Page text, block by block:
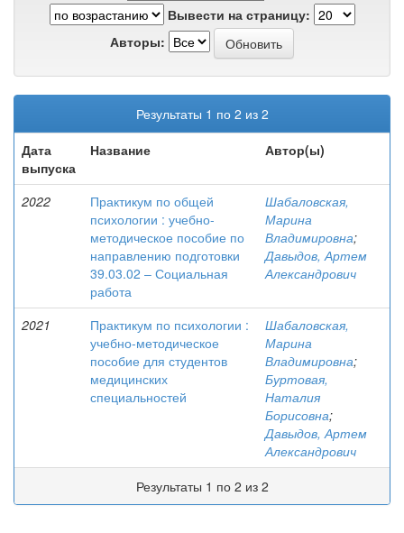
Вывести на страницу:
Авторы:
Результаты 1 по 2 из 2
Дата
выпуска
Название Автор(ы)
2022
Практикум по общей
психологии : учебно-
методическое пособие по
направлению подготовки
39.03.02 ‒ Социальная
работа
Шабаловская,
Марина
Владимировна;
Давыдов, Артем
Александрович
2021
Практикум по психологии :
учебно-методическое
пособие для студентов
медицинских
специальностей
Шабаловская,
Марина
Владимировна;
Буртовая,
Наталия
Борисовна;
Давыдов, Артем
Александрович
Результаты 1 по 2 из 2